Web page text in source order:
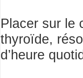
Placer sur le
thyroïde,
d’heure